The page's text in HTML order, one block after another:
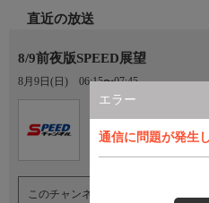
エラー
通信に問題が発生
直近の放送
8/9前夜版SPEED展望
8月9日(日) 06:15〜07:45
このチャンネルのご視聴には、オプ